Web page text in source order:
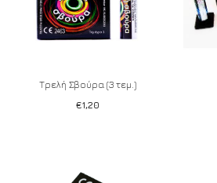
Τρελή Σβούρα (3 τεμ.)
€1,20